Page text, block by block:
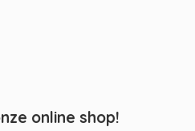
online shop!